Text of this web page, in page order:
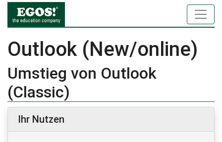
Outlook (New/online)
Umstieg von Outlook
(Classic)
Ihr Nutzen